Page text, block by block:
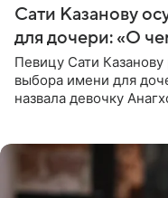
Сати Казанову
для дочери: «О
Певицу Сати Казанову
выбора имени для
назвала девочку